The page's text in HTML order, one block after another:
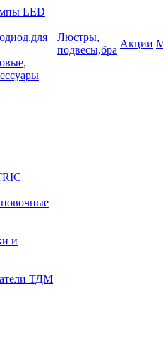
LED
и
ТДМ
Люстры,
подвесы,бра
Акции